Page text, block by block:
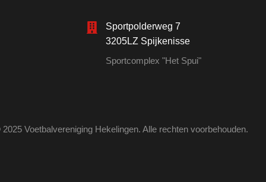
Sportpolderweg 7
3205LZ Spijkenisse
Sportcomplex "Het Spui"
Voetbalvereniging Hekelingen. Alle rechten voorbehouden.